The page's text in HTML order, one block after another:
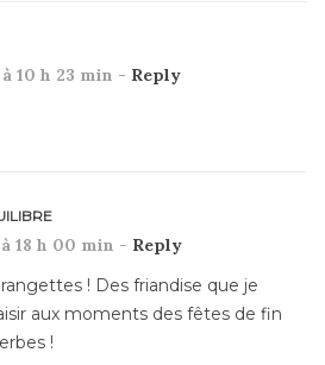
10 h 23 min - Reply
18 h 00 min - Reply
! Des friandise que je
aux moments des fêtes de fin
!